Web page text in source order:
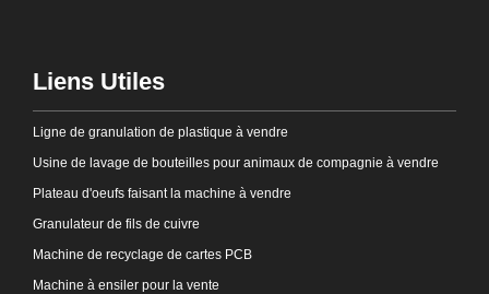
Liens Utiles
Ligne de granulation de plastique à vendre
Usine de lavage de bouteilles pour animaux de compagnie à vendre
Plateau d'oeufs faisant la machine à vendre
Granulateur de fils de cuivre
Machine de recyclage de cartes PCB
Machine à ensiler pour la vente